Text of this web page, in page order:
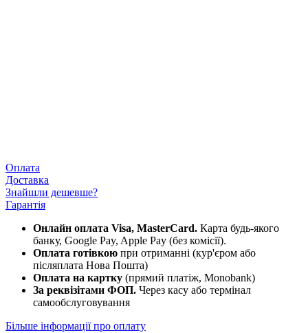
Оплата
Доставка
Знайшли дешевше?
Гарантія
Онлайн оплата Visa, MasterCard. Карта будь-якого
банку, Google Pay, Apple Pay (без комісії).
Оплата готівкою при отриманні (кур'єром або
післяплата Нова Пошта)
Оплата на картку (прямий платіж, Monobank)
За реквізітами ФОП. Через касу або термінал
самообслуговування
Більше інформації про оплату